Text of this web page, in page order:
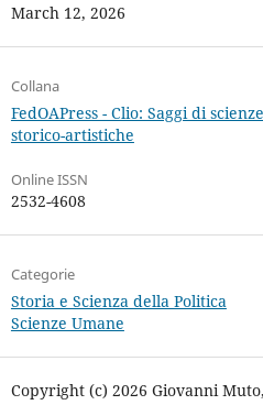
March 12, 2026
Collana
FedOAPress - Clio: Saggi di
storico-artistiche
Online ISSN
2532-4608
Categorie
Storia e Scienza della Politica
Scienze Umane
Copyright (c) 2026 Giovanni